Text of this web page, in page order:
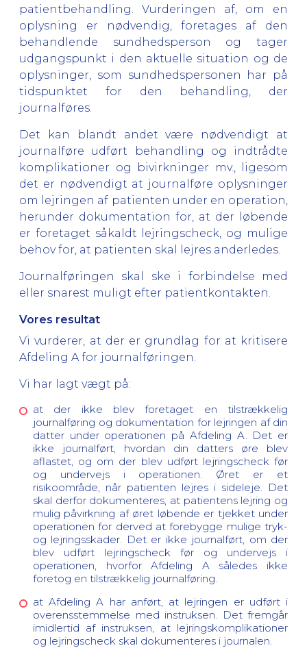
patientbehandling. Vurderingen af, om en
oplysning er nødvendig, foretages af den
behandlende sundhedsperson og tager
udgangspunkt i den aktuelle situation og de
oplysninger, som sundhedspersonen har på
tidspunktet for den behandling, der
journalføres.
Det kan blandt andet være nødvendigt at
journalføre udført behandling og indtrådte
komplikationer og bivirkninger mv., ligesom
det er nødvendigt at journalføre oplysninger
om lejringen af patienten under en operation,
herunder dokumentation for, at der løbende
er foretaget såkaldt lejringscheck, og mulige
behov for, at patienten skal lejres anderledes.
Journalføringen skal ske i forbindelse med
eller snarest muligt efter patientkontakten.
Vores resultat
Vi vurderer, at der er grundlag for at kritisere
Afdeling A for journalføringen.
Vi har lagt vægt på:
at der ikke blev foretaget en tilstrækkelig
journalføring og dokumentation for lejringen af din
datter under operationen på Afdeling A. Det er
ikke journalført, hvordan din datters øre blev
aflastet, og om der blev udført lejringscheck før
og undervejs i operationen. Øret er et
risikoområde, når patienten lejres i sideleje. Det
skal derfor dokumenteres, at patientens lejring og
mulig påvirkning af øret løbende er tjekket under
operationen for derved at forebygge mulige tryk-
og lejringsskader. Det er ikke journalført, om der
blev udført lejringscheck før og undervejs i
operationen, hvorfor Afdeling A således ikke
foretog en tilstrækkelig journalføring.
at Afdeling A har anført, at lejringen er udført i
overensstemmelse med instruksen. Det fremgår
imidlertid af instruksen, at lejringskomplikationer
og lejringscheck skal dokumenteres i journalen.